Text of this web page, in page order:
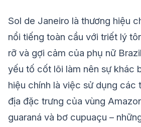
Sol de Janeiro là thương hiệu
nổi tiếng toàn cầu với triết lý
rỡ và gợi cảm của phụ nữ
yếu tố cốt lõi làm nên sự khác
hiệu chính là việc sử dụng các
địa đặc trưng của vùng
guaraná và bơ cupuaçu –